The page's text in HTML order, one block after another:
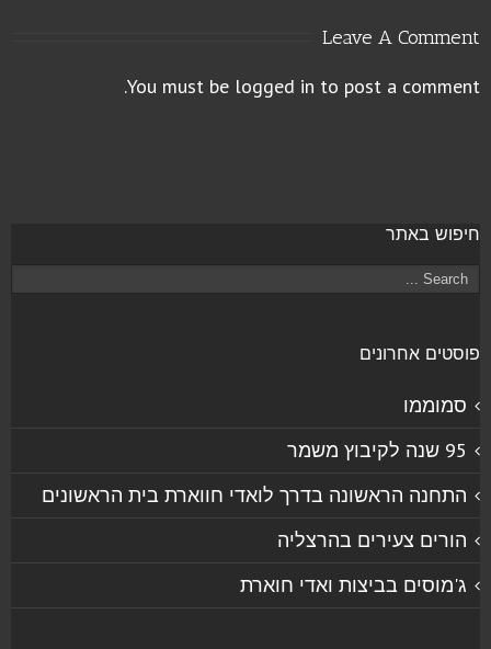
Leave A Comment
You must be logged in to post a comment.
חיפוש באתר
פוסטים אחרונים
סמוממו
95 שנה לקיבוץ משמר
התחנה הראשונה בדרך לואדי חווארת בית הראשונים
הורים צעירים בהרצליה
ג'מוסים בביצות ואדי חוארת